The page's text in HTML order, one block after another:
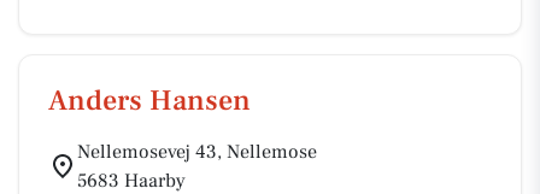
Anders Hansen
Nellemosevej 43, Nellemose
5683 Haarby